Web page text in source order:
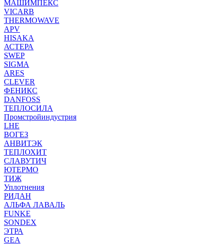
МАШИМПЕКС
VICARB
THERMOWAVE
APV
HISAKA
АСТЕРА
SWEP
SIGMA
ARES
CLEVER
ФЕНИКС
DANFOSS
ТЕПЛОСИЛА
Промстройиндустрия
LHE
ВОГЕЗ
АНВИТЭК
ТЕПЛОХИТ
СЛАВУТИЧ
ЮТЕРМО
ТИЖ
Уплотнения
РИДАН
АЛЬФА ЛАВАЛЬ
FUNKE
SONDEX
ЭТРА
GEA